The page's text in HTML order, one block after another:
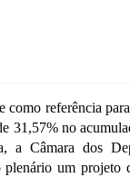
como referência
31,57% no
a Câmara dos
plenário um